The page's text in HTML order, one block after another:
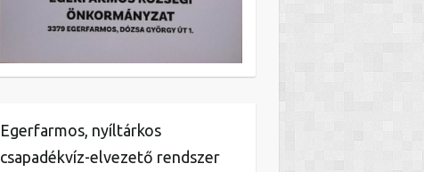
Egerfarmos, nyíltárkos
csapadékvíz-elvezető rendszer